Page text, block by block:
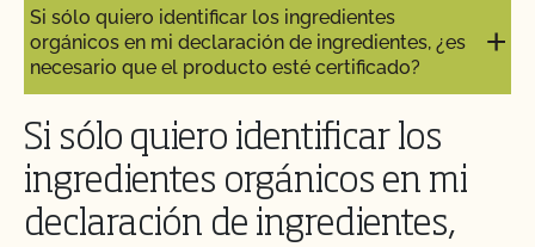
Si sólo quiero identificar los ingredientes
orgánicos en mi declaración de ingredientes, ¿es
necesario que el producto esté certificado?
Si sólo quiero identificar los
ingredientes orgánicos en mi
declaración de ingredientes,